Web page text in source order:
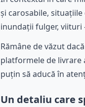
și carosabile,
inundații fulger,
Rămâne de văzut
platformele de livrare
puțin să aducă în
Un detaliu care